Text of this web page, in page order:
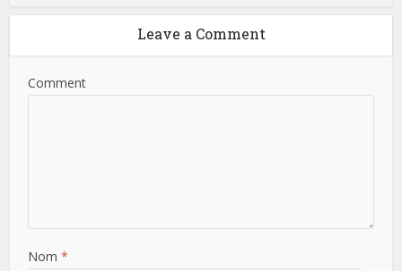
Leave a Comment
Comment
Nom*